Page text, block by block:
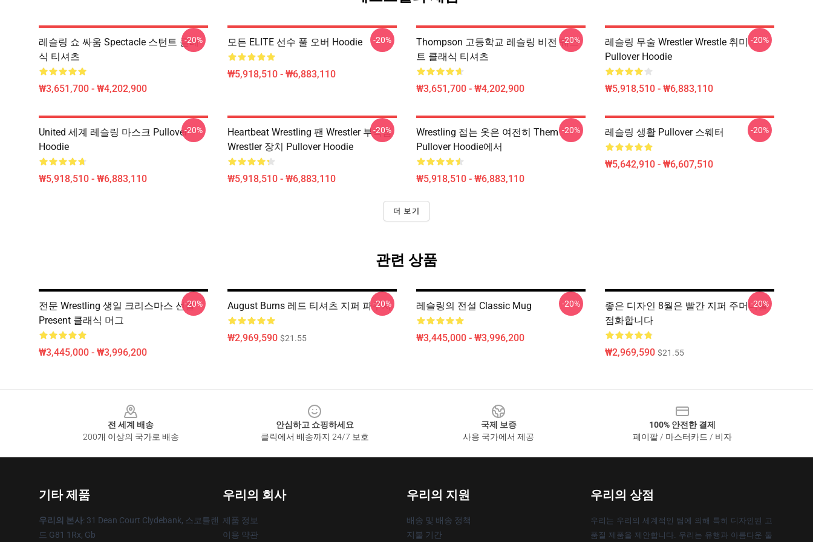
레슬링 쇼 싸움 Spectacle 스턴트 클래
식 티셔츠
₩3,651,700 - ₩4,202,900
-20% 모든 ELITE 선수 풀 오버 Hoodie
₩5,918,510 - ₩6,883,110
-20%
Thompson 고등학교 레슬링 비전 퀘스
트 클래식 티셔츠
₩3,651,700 - ₩4,202,900
-20%
레슬링 무술 Wrestler Wrestle 취미
Pullover Hoodie
₩5,918,510 - ₩6,883,110
-20%
United 세계 레슬링 마스크 Pullover
Hoodie
₩5,918,510 - ₩6,883,110
-20%
Heartbeat Wrestling 팬 Wrestler 부속품
Wrestler 장치 Pullover Hoodie
₩5,918,510 - ₩6,883,110
-20%
Wrestling 접는 옷은 여전히 Them
Pullover Hoodie에서
₩5,918,510 - ₩6,883,110
-20% 레슬링 생활 Pullover 스웨터
₩5,642,910 - ₩6,607,510
-20%
더 보기
관련 상품
전문 Wrestling 생일 크리스마스 선물
Present 클래식 머그
₩3,445,000 - ₩3,996,200
-20% August Burns 레드 티셔츠 지퍼 파우치
₩2,969,590 $21.55
-20% 레슬링의 전설 Classic Mug
₩3,445,000 - ₩3,996,200
-20%
좋은 디자인 8월은 빨간 지퍼 주머니를
점화합니다
₩2,969,590 $21.55
-20%
전 세계 배송
200개 이상의 국가로 배송
안심하고 쇼핑하세요
클릭에서 배송까지 24/7 보호
국제 보증
사용 국가에서 제공
100% 안전한 결제
페이팔 / 마스터카드 / 비자
기타 제품
우리의 본사: 31 Dean Court Clydebank, 스코틀랜
드 G81 1Rx, Gb
우리의 회사
제품 정보
이용 약관
우리의 지원
배송 및 배송 정책
지불 기간
우리의 상점
우리는 우리의 세계적인 팀에 의해 특히 디자인된 고
품질 제품을 제안합니다. 우리는 유행과 아름다운 둘